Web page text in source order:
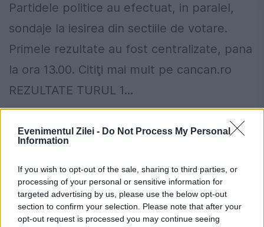
Evenimentul Zilei - Do Not Process My Personal
Information
If you wish to opt-out of the sale, sharing to third parties, or
processing of your personal or sensitive information for
targeted advertising by us, please use the below opt-out
section to confirm your selection. Please note that after your
opt-out request is processed you may continue seeing
Partidele politice au efectuat, in paralel,
sondaje la iesirea din sectiile de votare.
Primele rezultate au fost centralizate, pana
la ora 13.00. Citiţi mai mult pe cancan.ro
REZULTATE TURUL 1...